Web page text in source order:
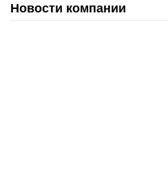
Новости компании